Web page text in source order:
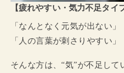
【疲れやすい・気力不足タイ
「なんとなく元気が出ない」
「人の言葉が刺さりやすい」
そんな方は、“気”が不足して